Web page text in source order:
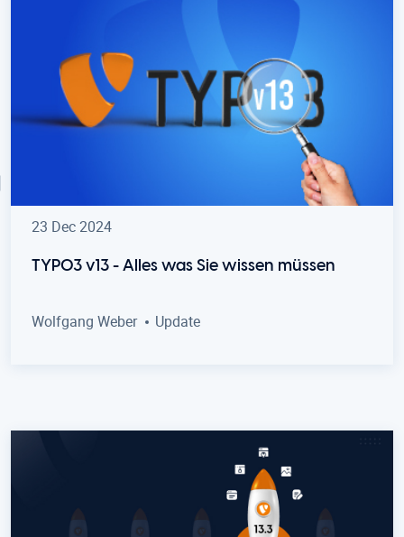
23 Dec 2024
TYPO3 v13 - Alles was Sie wissen müssen
Wolfgang Weber Update